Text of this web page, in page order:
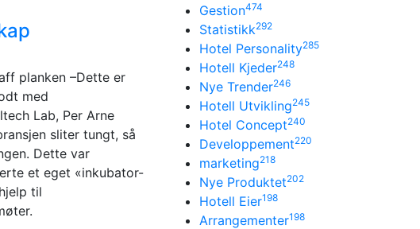
planken –Dette er
med
Lab, Per Arne
sliter tungt, så
Dette var
et eget «inkubator-
til
Gestion474
Statistikk292
Hotel Personality285
Hotell Kjeder248
Nye Trender246
Hotell Utvikling245
Hotel Concept240
Developpement220
marketing218
Nye Produktet202
Hotell Eier198
Arrangementer198